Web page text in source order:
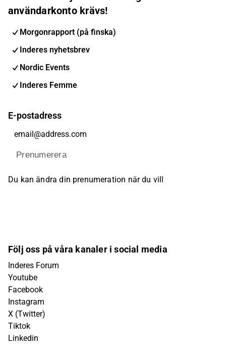
användarkonto krävs!
Morgonrapport (på finska)
Inderes nyhetsbrev
Nordic Events
Inderes Femme
E-postadress
Prenumerera
Du kan ändra din prenumeration när du vill
Följ oss på våra kanaler i social media
Inderes Forum
Youtube
Facebook
Instagram
X (Twitter)
Tiktok
Linkedin